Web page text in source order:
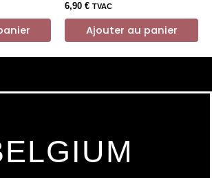
6,90 € TVAC
Ajouter au panier